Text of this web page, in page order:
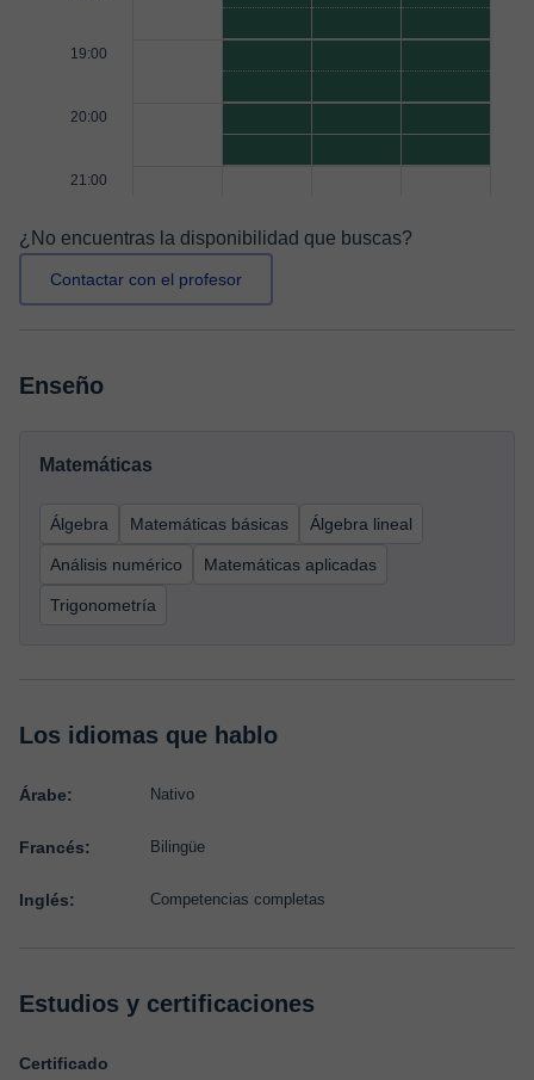
19:00
20:00
21:00
¿No encuentras la disponibilidad que buscas?
Contactar con el profesor
Enseño
Matemáticas
Álgebra Matemáticas básicas Álgebra lineal
Análisis numérico Matemáticas aplicadas
Trigonometría
Los idiomas que hablo
Árabe: Nativo
Francés: Bilingüe
Inglés: Competencias completas
Estudios y certificaciones
Certificado